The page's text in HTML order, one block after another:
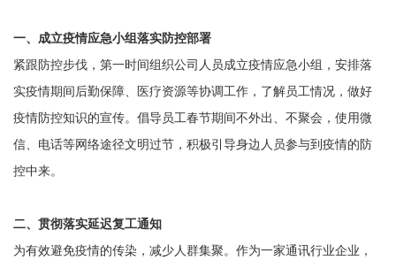
一、成立疫情应急小组落实防控部署
紧跟防控步伐，第一时间组织公司人员成立疫情应急小组，安排落
实疫情期间后勤保障、医疗资源等协调工作，了解员工情况，做好
疫情防控知识的宣传。倡导员工春节期间不外出、不聚会，使用微
信、电话等网络途径文明过节，积极引导身边人员参与到疫情的防
控中来。
二、贯彻落实延迟复工通知
为有效避免疫情的传染，减少人群集聚。作为一家通讯行业企业，